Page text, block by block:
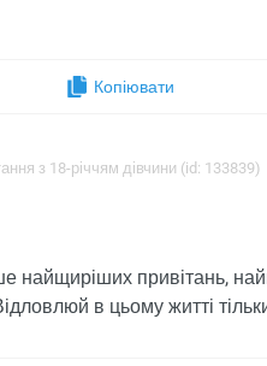
Копіювати
з 18-річчям дівчини (id: 133839)
найщиріших привітань,
в цьому житті